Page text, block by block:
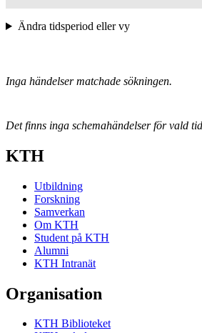
Ändra tidsperiod eller vy
Inga händelser matchade sökningen.
Det finns inga schemahändelser för vald
KTH
Utbildning
Forskning
Samverkan
Om KTH
Student på KTH
Alumni
KTH Intranät
Organisation
KTH Biblioteket